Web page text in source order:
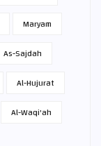
Maryam
As-Sajdah
Al-Hujurat
Al-Waqi'ah